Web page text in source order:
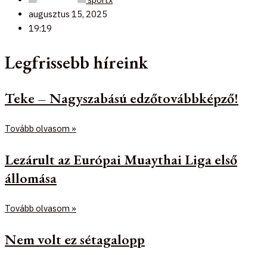
augusztus 15, 2025
19:19
Legfrissebb híreink
Teke – Nagyszabású edzőtovábbképző!
Tovább olvasom »
Lezárult az Európai Muaythai Liga első
állomása
Tovább olvasom »
Nem volt ez sétagalopp